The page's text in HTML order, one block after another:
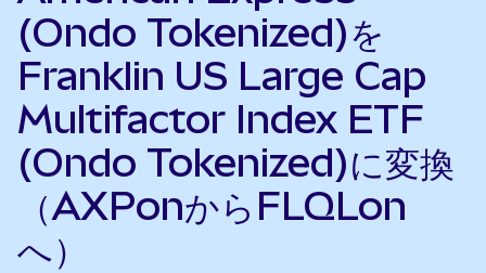
(Ondo Tokenized)を
Franklin US Large Cap
Multifactor Index ETF
(Ondo Tokenized)に変換
（AXPonからFLQLon
へ）